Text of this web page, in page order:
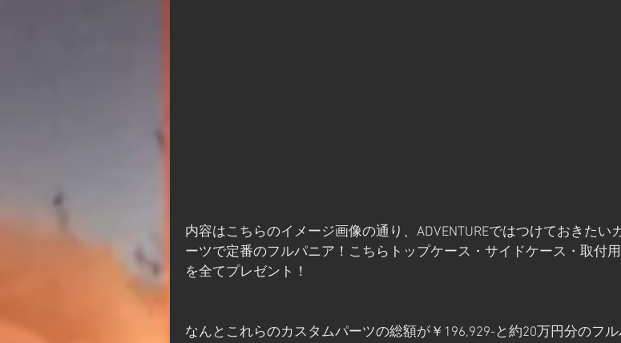
内容はこちらのイメージ画像の通り、ADVENTUREではつけておきたい
ーツで定番のフルパニア！こちらトップケース・サイドケース・取付
を全てプレゼント！
なんとこれらのカスタムパーツの総額が￥196,929-と約20万円分のフ